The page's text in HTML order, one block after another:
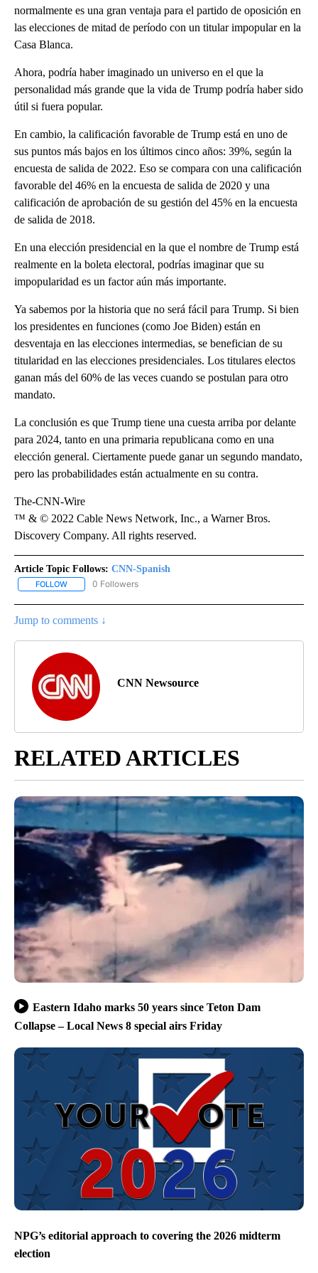
normalmente es una gran ventaja para el partido de oposición en
las elecciones de mitad de período con un titular impopular en la
Casa Blanca.
Ahora, podría haber imaginado un universo en el que la
personalidad más grande que la vida de Trump podría haber sido
útil si fuera popular.
En cambio, la calificación favorable de Trump está en uno de
sus puntos más bajos en los últimos cinco años: 39%, según la
encuesta de salida de 2022. Eso se compara con una calificación
favorable del 46% en la encuesta de salida de 2020 y una
calificación de aprobación de su gestión del 45% en la encuesta
de salida de 2018.
En una elección presidencial en la que el nombre de Trump está
realmente en la boleta electoral, podrías imaginar que su
impopularidad es un factor aún más importante.
Ya sabemos por la historia que no será fácil para Trump. Si bien
los presidentes en funciones (como Joe Biden) están en
desventaja en las elecciones intermedias, se benefician de su
titularidad en las elecciones presidenciales. Los titulares electos
ganan más del 60% de las veces cuando se postulan para otro
mandato.
La conclusión es que Trump tiene una cuesta arriba por delante
para 2024, tanto en una primaria republicana como en una
elección general. Ciertamente puede ganar un segundo mandato,
pero las probabilidades están actualmente en su contra.
The-CNN-Wire
™ & © 2022 Cable News Network, Inc., a Warner Bros.
Discovery Company. All rights reserved.
Article Topic Follows: CNN-Spanish
FOLLOW FOLLOW "CNN-SPANISH" TO RECEIVE NOTIFICATIONS ABOUT
0 Followers
Jump to comments ↓
CNN Newsource
RELATED ARTICLES
Eastern Idaho marks 50 years since Teton Dam
Collapse – Local News 8 special airs Friday
NPG’s editorial approach to covering the 2026 midterm
election